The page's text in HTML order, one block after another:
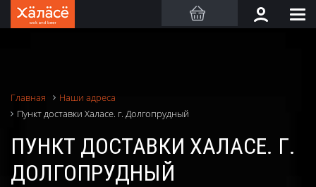
Главная
Наши адреса
Пункт доставки Халасе. г. Долгопрудный
ПУНКТ ДОСТАВКИ ХАЛАСЕ. Г.
ДОЛГОПРУДНЫЙ